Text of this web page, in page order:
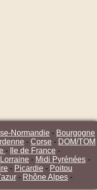
Normandie - Bourgogne
- Corse - DOM/TOM
- Ile de France -
Lorraine - Midi Pyrénées -
- Picardie - Poitou
- Rhône Alpes -